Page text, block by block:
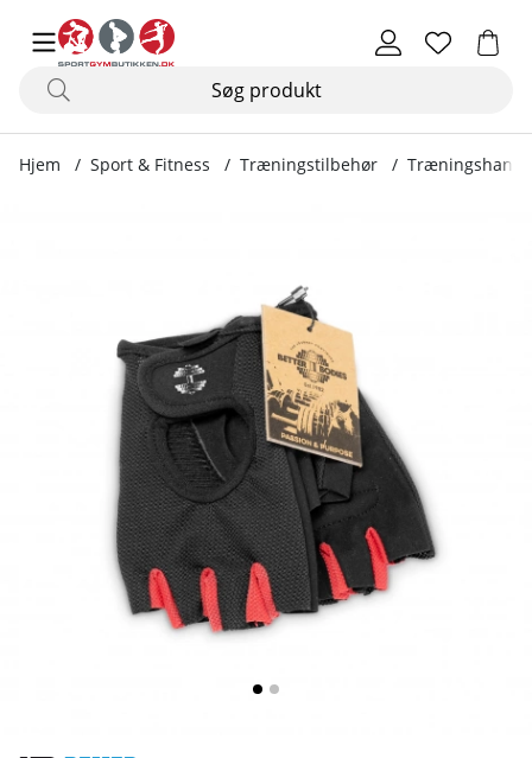
Hjem Sport & Fitness Træningstilbehør